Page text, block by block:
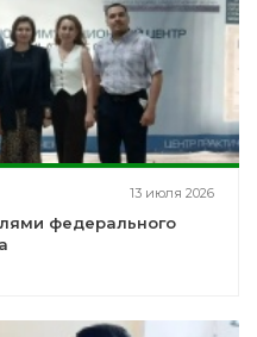
13 июля 2026
федерального